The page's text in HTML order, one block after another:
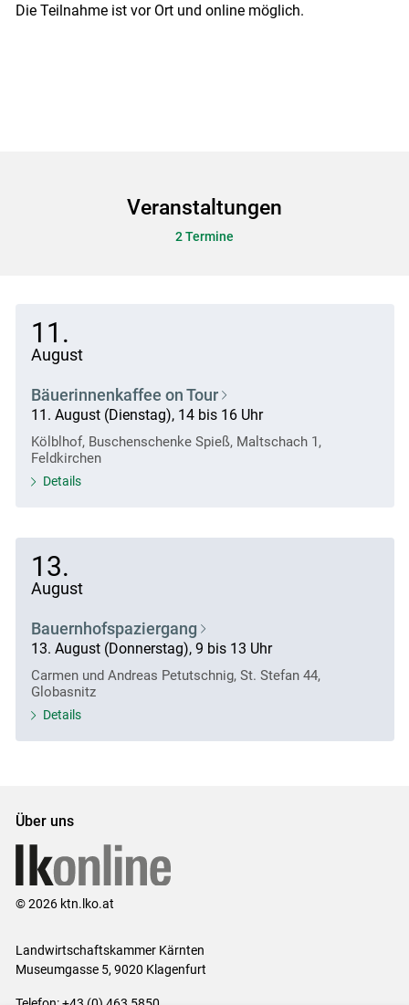
Die Teilnahme ist vor Ort und online möglich.
Veranstaltungen
2 Termine
11.
August
Bäuerinnenkaffee on Tour
11. August (Dienstag), 14 bis 16 Uhr
Kölblhof, Buschenschenke Spieß, Maltschach 1,
Feldkirchen
Details
13.
August
Bauernhofspaziergang
13. August (Donnerstag), 9 bis 13 Uhr
Carmen und Andreas Petutschnig, St. Stefan 44,
Globasnitz
Details
Über uns
© 2026 ktn.lko.at
Landwirtschaftskammer Kärnten
Museumgasse 5, 9020 Klagenfurt